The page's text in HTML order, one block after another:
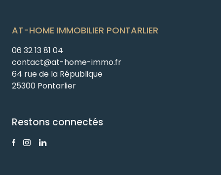
AT-HOME IMMOBILIER PONTARLIER
06 32 13 81 04
contact@at-home-immo.fr
64 rue de la République
25300 Pontarlier
Restons connectés